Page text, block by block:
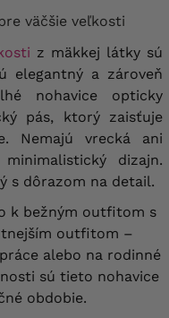
väčšie veľkosti
z mäkkej látky sú
elegantný a zároveň
nohavice opticky
pás, ktorý zaisťuje
Nemajú vrecká ani
dizajn.
s dôrazom na detail.
k bežným outfitom s
outfitom –
alebo na rodinné
sú tieto nohavice
obdobie.